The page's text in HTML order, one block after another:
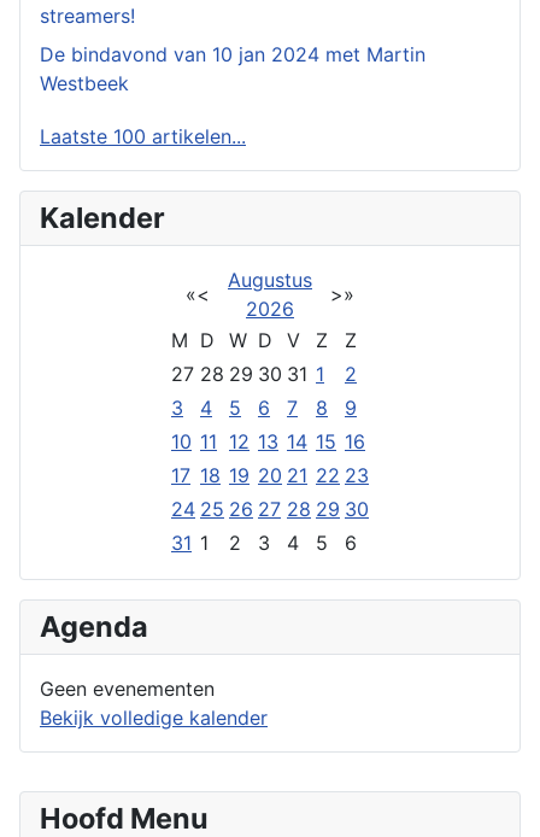
Hoofd Menu
streamers!
De bindavond van 10 jan 2024 met Martin
Westbeek
Laatste 100 artikelen...
Kalender
«<
Augustus
2026
>»
M D W D V Z
Z
27 28 29 30 31 1
2
3
4 5 6 7 8
9
10 11 12 13 14 15 16
17 18 19 20 21 22 23
24 25 26 27 28 29 30
31 1 2 3 4 5 6
Agenda
Geen evenementen
Bekijk volledige kalender